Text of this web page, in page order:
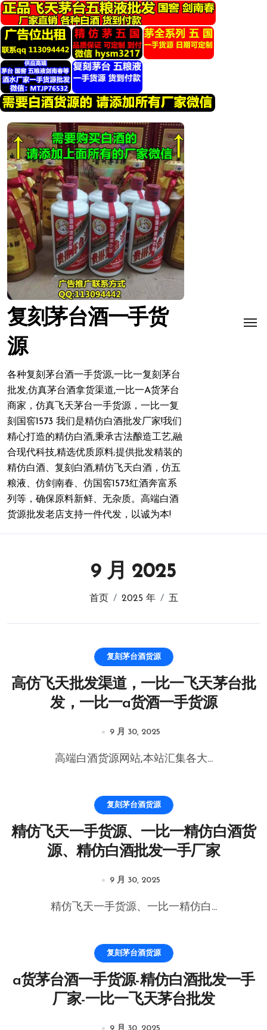
转
到
内
容
复刻茅台酒一手货
源
各种复刻茅台酒一手货源,一比一复刻茅台
批发,仿真茅台酒拿货渠道,一比一A货茅台
商家，仿真飞天茅台一手货源，一比一复
刻国窖1573 我们是精仿白酒批发厂家!我们
精心打造的精仿白酒,秉承古法酿造工艺,融
合现代科技,精选优质原料;提供批发精装的
精仿白酒、复刻白酒,精仿飞天白酒，仿五
粮液、仿剑南春、仿国窖1573红酒奔富系
列等，确保原料新鲜、无杂质。高端白酒
货源批发老店支持一件代发，以诚为本!
9 月 2025
首页 2025 年 五
复刻茅台酒货源
高仿飞天批发渠道，一比一飞天茅台批
发，一比一a货酒一手货源
9 月 30, 2025
高端白酒货源网站,本站汇集各大...
复刻茅台酒货源
精仿飞天一手货源、一比一精仿白酒货
源、精仿白酒批发一手厂家
9 月 30, 2025
精仿飞天一手货源、一比一精仿白...
复刻茅台酒货源
a货茅台酒一手货源-精仿白酒批发一手
厂家-一比一飞天茅台批发